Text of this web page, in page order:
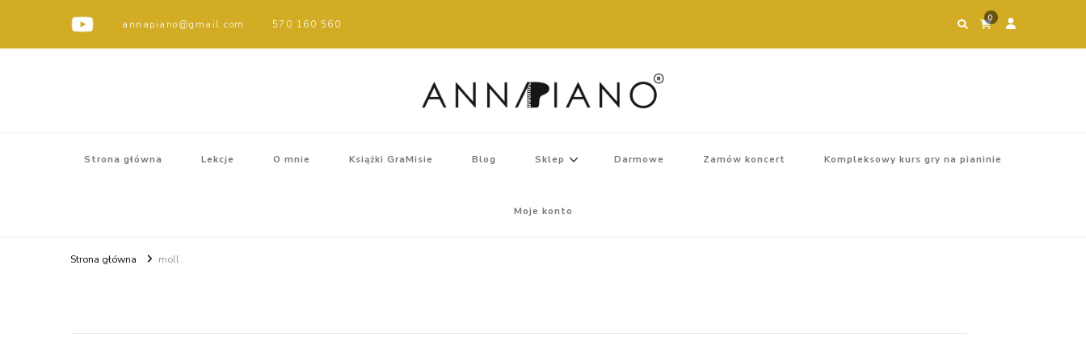
annapiano@gmail.com 570 160 560 0
Strona główna Lekcje O mnie Książki GraMisie Blog Sklep Darmowe Zamów koncert Kompleksowy kurs gry na pianinie
Moje konto
Strona główna moll